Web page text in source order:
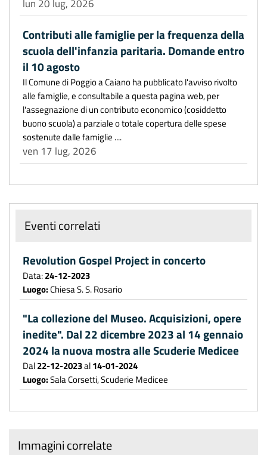
lun 20 lug, 2026
Contributi alle famiglie per la frequenza della
scuola dell'infanzia paritaria. Domande entro
il 10 agosto
Il Comune di Poggio a Caiano ha pubblicato l'avviso rivolto
alle famiglie, e consultabile a questa pagina web, per
l'assegnazione di un contributo economico (cosiddetto
buono scuola) a parziale o totale copertura delle spese
sostenute dalle famiglie ....
ven 17 lug, 2026
Eventi correlati
Revolution Gospel Project in concerto
Data:24-12-2023
Luogo:Chiesa S. S. Rosario
"La collezione del Museo. Acquisizioni, opere
inedite". Dal 22 dicembre 2023 al 14 gennaio
2024 la nuova mostra alle Scuderie Medicee
Dal22-12-2023al14-01-2024
Luogo:Sala Corsetti, Scuderie Medicee
Immagini correlate